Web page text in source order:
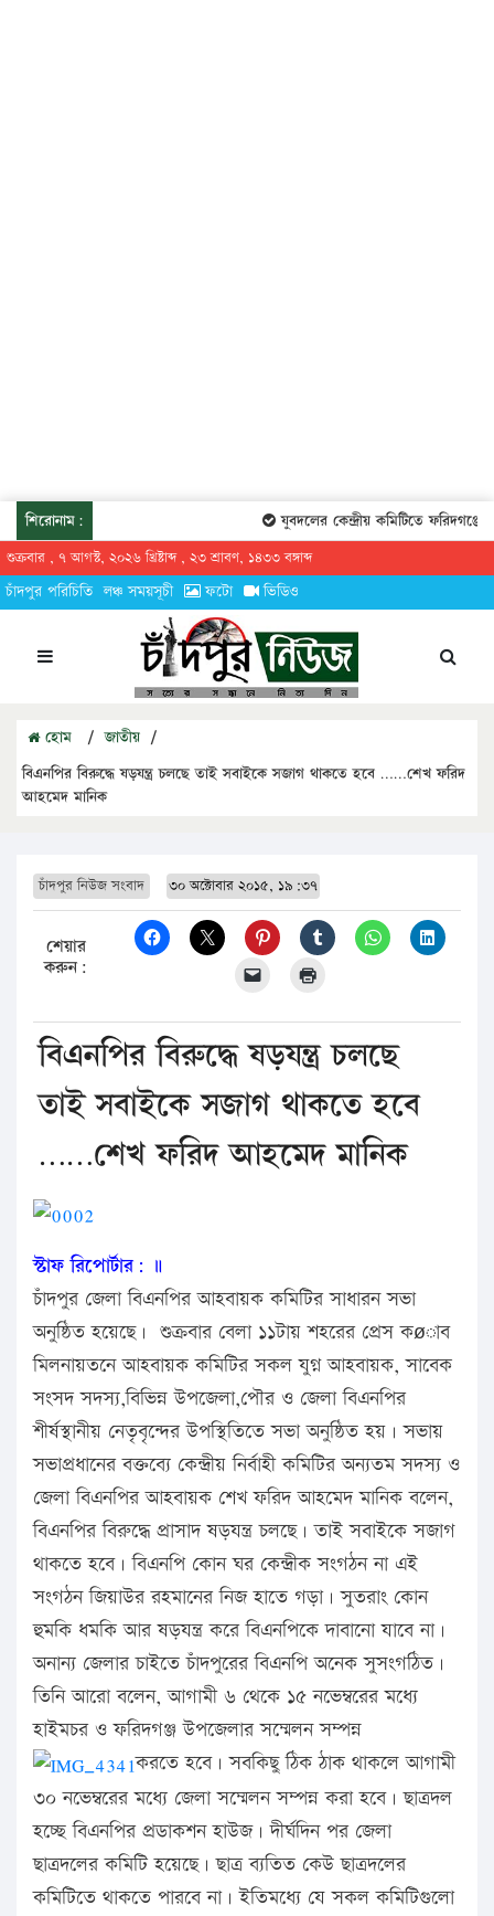
শিরোনাম: যুবদলের কেন্দ্রীয় কমিটিতে ফরিদগঞ্জের
শুক্রবার , ৭ আগস্ট, ২০২৬ খ্রিষ্টাব্দ , ২৩ শ্রাবণ, ১৪৩৩ বঙ্গাব্দ
চাঁদপুর পরিচিতি লঞ্চ সময়সূচী ফটো ভিডিও
হোম / জাতীয় /
বিএনপির বিরুদ্ধে ষড়যন্ত্র চলছে তাই সবাইকে সজাগ থাকতে হবে ……শেখ ফরিদ
আহমেদ মানিক
চাঁদপুর নিউজ সংবাদ ৩০ অক্টোবার ২০১৫, ১৯:৩৭
শেয়ার
করুন:
বিএনপির বিরুদ্ধে ষড়যন্ত্র চলছে
তাই সবাইকে সজাগ থাকতে হবে
……শেখ ফরিদ আহমেদ মানিক
স্টাফ রিপোর্টার: ॥
চাঁদপুর জেলা বিএনপির আহবায়ক কমিটির সাধারন সভা
অনুষ্ঠিত হয়েছে। শুক্রবার বেলা ১১টায় শহরের প্রেস কøাব
মিলনায়তনে আহবায়ক কমিটির সকল যুগ্ন আহবায়ক, সাবেক
সংসদ সদস্য,বিভিন্ন উপজেলা,পৌর ও জেলা বিএনপির
শীর্ষস্থানীয় নেতৃবৃন্দের উপস্থিতিতে সভা অনুষ্ঠিত হয়। সভায়
সভাপ্রধানের বক্তব্যে কেন্দ্রীয় নির্বাহী কমিটির অন্যতম সদস্য ও
জেলা বিএনপির আহবায়ক শেখ ফরিদ আহমেদ মানিক বলেন,
বিএনপির বিরুদ্ধে প্রাসাদ ষড়যন্ত্র চলছে। তাই সবাইকে সজাগ
থাকতে হবে। বিএনপি কোন ঘর কেন্দ্রীক সংগঠন না এই
সংগঠন জিয়াউর রহমানের নিজ হাতে গড়া। সুতরাং কোন
হুমকি ধমকি আর ষড়যন্ত্র করে বিএনপিকে দাবানো যাবে না।
অনান্য জেলার চাইতে চাঁদপুরের বিএনপি অনেক সুসংগঠিত।
তিনি আরো বলেন, আগামী ৬ থেকে ১৫ নভেম্বরের মধ্যে
হাইমচর ও ফরিদগঞ্জ উপজেলার সম্মেলন সম্পন্ন
করতে হবে। সবকিছু ঠিক ঠাক থাকলে আগামী
৩০ নভেম্বরের মধ্যে জেলা সম্মেলন সম্পন্ন করা হবে। ছাত্রদল
হচ্ছে বিএনপির প্রডাকশন হাউজ। দীর্ঘদিন পর জেলা
ছাত্রদলের কমিটি হয়েছে। ছাত্র ব্যতিত কেউ ছাত্রদলের
কমিটিতে থাকতে পারবে না। ইতিমধ্যে যে সকল কমিটিগুলো